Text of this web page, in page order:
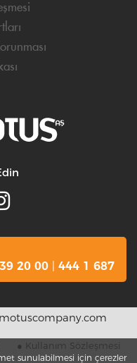
20 00 444 1 687
● Kullanım Sözleşmesi
sunulabilmesi için çerezler